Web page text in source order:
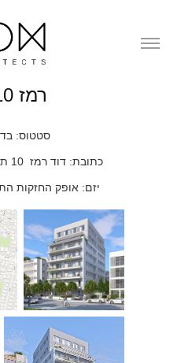
רמז 10 ת"א
סטטוס:
כתובת: דוד רמז 10 ת"א \ יחידות דיור: 22
יזם: אופק החזקות